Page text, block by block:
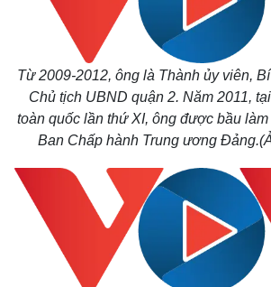
Từ 2009-2012, ông là Thành ủy viên,
Chủ tịch UBND quận 2. Năm 2011,
toàn quốc lần thứ XI, ông được bầu
Ban Chấp hành Trung ương